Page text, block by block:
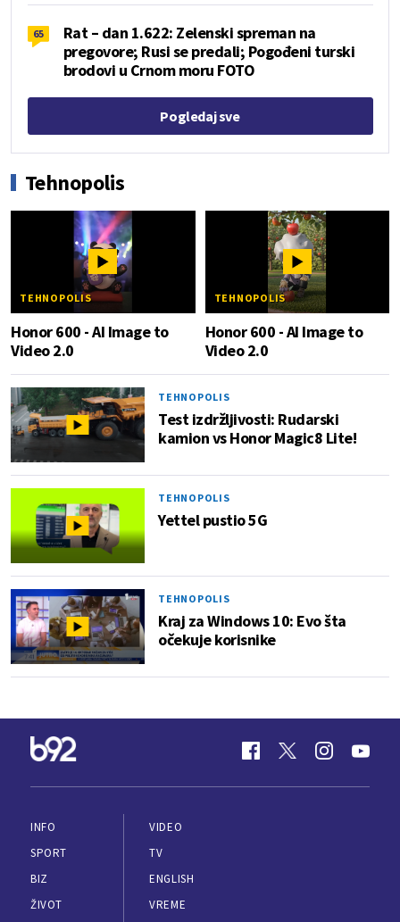
65
Rat – dan 1.622: Zelenski spreman na
pregovore; Rusi se predali; Pogođeni turski
brodovi u Crnom moru FOTO
Pogledaj sve
Tehnopolis
TEHNOPOLIS
Honor 600 - AI Image to
Video 2.0
TEHNOPOLIS
Honor 600 - AI Image to
Video 2.0
TEHNOPOLIS
Test izdržljivosti: Rudarski
kamion vs Honor Magic8 Lite!
TEHNOPOLIS
Yettel pustio 5G
TEHNOPOLIS
Kraj za Windows 10: Evo šta
očekuje korisnike
INFO
SPORT
BIZ
ŽIVOT
VIDEO
TV
ENGLISH
VREME